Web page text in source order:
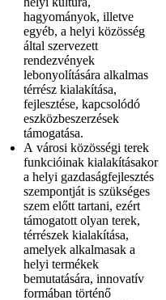
hagyományok, illetve
egyéb, a helyi közösség
által szervezett
rendezvények
lebonyolítására alkalmas
térrész kialakítása,
fejlesztése, kapcsolódó
eszközbeszerzések
támogatása.
A városi közösségi terek
funkcióinak kialakításakor
a helyi gazdaságfejlesztés
szempontját is szükséges
szem előtt tartani, ezért
támogatott olyan terek,
térrészek kialakítása,
amelyek alkalmasak a
helyi termékek
bemutatására, innovatív
formában történő